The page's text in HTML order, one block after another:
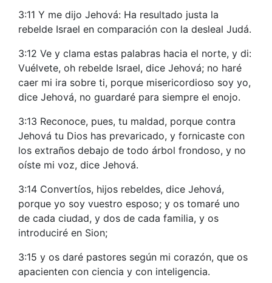
3:11 Y me dijo Jehová: Ha resultado justa la
rebelde Israel en comparación con la desleal Judá.
3:12 Ve y clama estas palabras hacia el norte, y di:
Vuélvete, oh rebelde Israel, dice Jehová; no haré
caer mi ira sobre ti, porque misericordioso soy yo,
dice Jehová, no guardaré para siempre el enojo.
3:13 Reconoce, pues, tu maldad, porque contra
Jehová tu Dios has prevaricado, y fornicaste con
los extraños debajo de todo árbol frondoso, y no
oíste mi voz, dice Jehová.
3:14 Convertíos, hijos rebeldes, dice Jehová,
porque yo soy vuestro esposo; y os tomaré uno
de cada ciudad, y dos de cada familia, y os
introduciré en Sion;
3:15 y os daré pastores según mi corazón, que os
apacienten con ciencia y con inteligencia.